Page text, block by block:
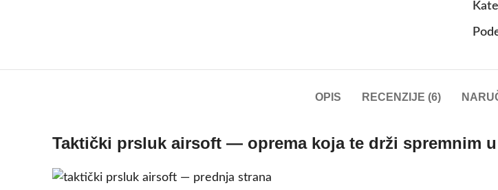
OPIS RECENZIJE (6)
Taktički prsluk airsoft — oprema koja te drži spremnim